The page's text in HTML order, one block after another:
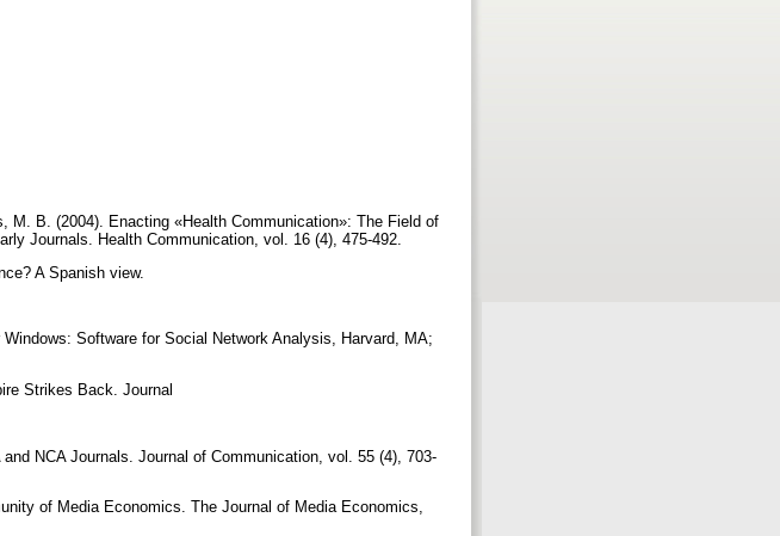
B. (2004). Enacting «Health Communication»: The Field of
Journals. Health Communication, vol. 16 (4), 475-492.
A Spanish view.
Software for Social Network Analysis, Harvard, MA;
Strikes Back. Journal
NCA Journals. Journal of Communication, vol. 55 (4), 703-
of Media Economics. The Journal of Media Economics,